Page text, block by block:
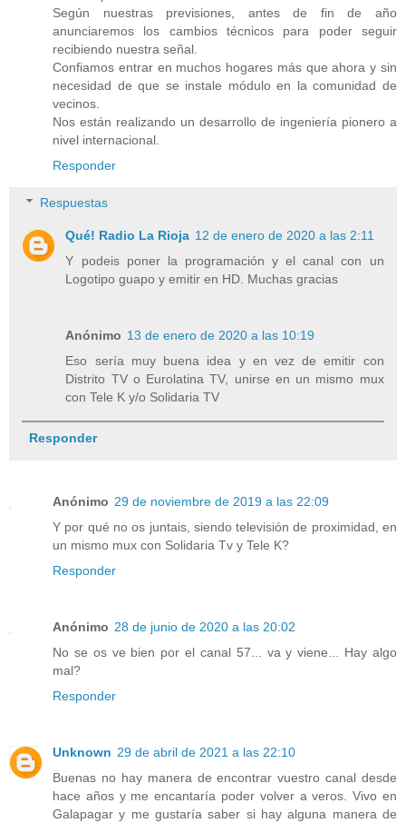
Según nuestras previsiones, antes de fin de año
anunciaremos los cambios técnicos para poder seguir
recibiendo nuestra señal.
Confiamos entrar en muchos hogares más que ahora y sin
necesidad de que se instale módulo en la comunidad de
vecinos.
Nos están realizando un desarrollo de ingeniería pionero a
nivel internacional.
Responder
Respuestas
Qué! Radio La Rioja 12 de enero de 2020 a las 2:11
Y podeis poner la programación y el canal con un
Logotipo guapo y emitir en HD. Muchas gracias
Anónimo 13 de enero de 2020 a las 10:19
Eso sería muy buena idea y en vez de emitir con
Distrito TV o Eurolatina TV, unirse en un mismo mux
con Tele K y/o Solidaria TV
Responder
Anónimo 29 de noviembre de 2019 a las 22:09
Y por qué no os juntais, siendo televisión de proximidad, en
un mismo mux con Solidaria Tv y Tele K?
Responder
Anónimo 28 de junio de 2020 a las 20:02
No se os ve bien por el canal 57... va y viene... Hay algo
mal?
Responder
Unknown 29 de abril de 2021 a las 22:10
Buenas no hay manera de encontrar vuestro canal desde
hace años y me encantaría poder volver a veros. Vivo en
Galapagar y me gustaría saber si hay alguna manera de